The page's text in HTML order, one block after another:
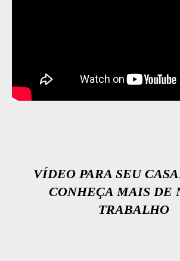
VÍDEO PARA SEU
CONHEÇA MAIS DE
TRABALHO